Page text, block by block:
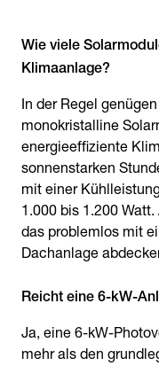
Wie viele
In der Regel
monokristalline
energieeffiziente
sonnenstarken
mit einer
1.000 bis 1.200
das problemlos mit
Dachanlage
Reicht eine 6-kW-
Ja, eine 6-kW-
mehr als den